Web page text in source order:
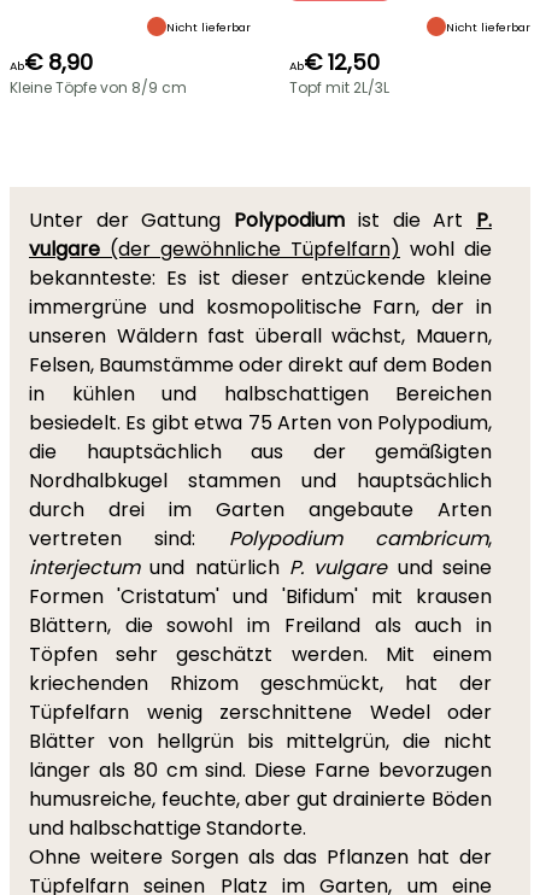
Nicht lieferbar
Ab€ 8,90
Kleine Töpfe von 8/9 cm
Nicht lieferbar
Ab€ 12,50
Topf mit 2L/3L
Unter der Gattung Polypodium ist die Art P.
vulgare (der gewöhnliche Tüpfelfarn) wohl die
bekannteste: Es ist dieser entzückende kleine
immergrüne und kosmopolitische Farn, der in
unseren Wäldern fast überall wächst, Mauern,
Felsen, Baumstämme oder direkt auf dem Boden
in kühlen und halbschattigen Bereichen
besiedelt. Es gibt etwa 75 Arten von Polypodium,
die hauptsächlich aus der gemäßigten
Nordhalbkugel stammen und hauptsächlich
durch drei im Garten angebaute Arten
vertreten sind: Polypodium cambricum,
interjectumund natürlich P. vulgareund seine
Formen 'Cristatum' und 'Bifidum' mit krausen
Blättern, die sowohl im Freiland als auch in
Töpfen sehr geschätzt werden. Mit einem
kriechenden Rhizom geschmückt, hat der
Tüpfelfarn wenig zerschnittene Wedel oder
Blätter von hellgrün bis mittelgrün, die nicht
länger als 80 cm sind. Diese Farne bevorzugen
humusreiche, feuchte, aber gut drainierte Böden
und halbschattige Standorte.
Ohne weitere Sorgen als das Pflanzen hat der
Tüpfelfarn seinen Platz im Garten, um eine